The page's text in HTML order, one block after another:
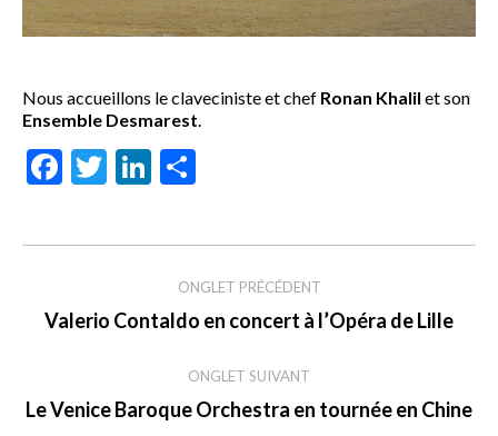
Nous accueillons le claveciniste et chef Ronan Khalil et son
Ensemble Desmarest
Facebook
TwitterLinkedIn
de
commentaire
ONGLET PRÉCÉDENT
Onglet
précédent
Valerio Contaldo en concert à l’Opéra de Lille
ONGLET SUIVANT
Onglet
suivant
Le Venice Baroque Orchestra en tournée en Chine